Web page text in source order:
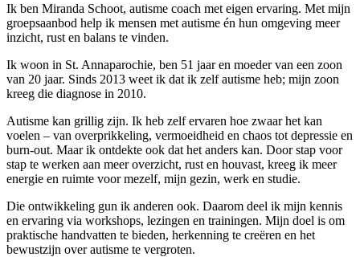
Ik ben Miranda Schoot, autisme coach met eigen ervaring. Met mijn
groepsaanbod help ik mensen met autisme én hun omgeving meer
inzicht, rust en balans te vinden.
Ik woon in St. Annaparochie, ben 51 jaar en moeder van een zoon
van 20 jaar. Sinds 2013 weet ik dat ik zelf autisme heb; mijn zoon
kreeg die diagnose in 2010.
Autisme kan grillig zijn. Ik heb zelf ervaren hoe zwaar het kan
voelen – van overprikkeling, vermoeidheid en chaos tot depressie en
burn-out. Maar ik ontdekte ook dat het anders kan. Door stap voor
stap te werken aan meer overzicht, rust en houvast, kreeg ik meer
energie en ruimte voor mezelf, mijn gezin, werk en studie.
Die ontwikkeling gun ik anderen ook. Daarom deel ik mijn kennis
en ervaring via workshops, lezingen en trainingen. Mijn doel is om
praktische handvatten te bieden, herkenning te creëren en het
bewustzijn over autisme te vergroten.